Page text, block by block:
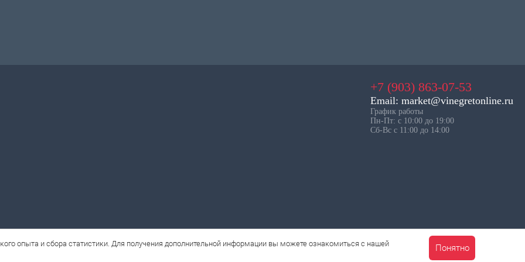
опыта и сбора статистики. Для получения дополнительной информации вы можете ознакомиться с нашей
Понятно
+7 (903) 863-07-53
Email: market@vinegretonline.ru
График работы
Пн-Пт: с 10:00 до 19:00
Сб-Вс с 11:00 до 14:00
КОРЗИНА 0